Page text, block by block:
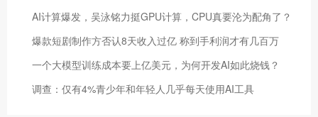
AI计算爆发，吴泳铭力挺GPU计算，CPU真要沦为配角了？
爆款短剧制作方否认8天收入过亿 称到手利润才有几百万
一个大模型训练成本要上亿美元，为何开发AI如此烧钱？
调查：仅有4%青少年和年轻人几乎每天使用AI工具